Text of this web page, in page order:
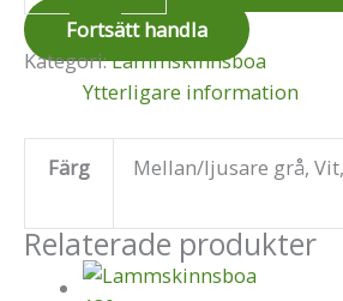
Fortsätt handla
Kategori:Lammskinnsboa
Ytterligare information
Färg Mellan/ljusare grå,
Relaterade produkter